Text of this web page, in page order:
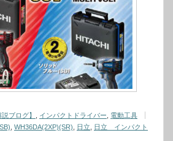
説ブログ】 インパクトドライバー
電動工具
WH36DA(2XP)(SR) 日立 日立 インパクト